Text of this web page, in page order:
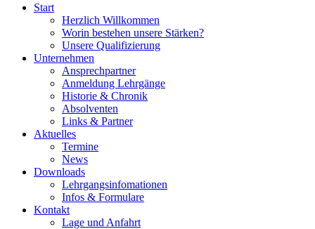
Start
Herzlich Willkommen
Worin bestehen unsere Stärken?
Unsere Qualifizierung
Unternehmen
Ansprechpartner
Anmeldung Lehrgänge
Historie & Chronik
Absolventen
Links & Partner
Aktuelles
Termine
News
Downloads
Lehrgangsinfomationen
Infos & Formulare
Kontakt
Lage und Anfahrt